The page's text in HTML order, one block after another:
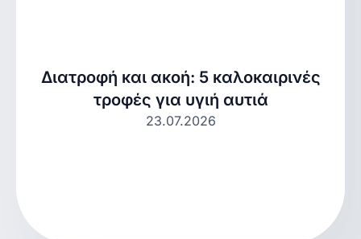
Διατροφή και ακοή: 5 καλοκαιρινές
τροφές για υγιή αυτιά
23.07.2026